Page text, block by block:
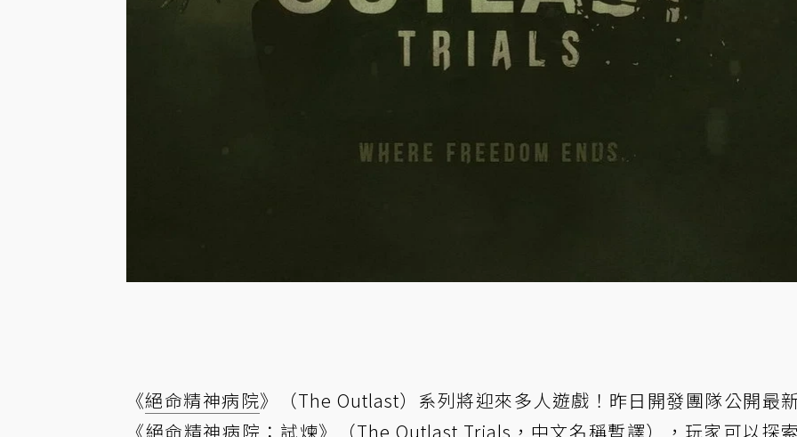
《絕命精神病院》（The Outlast）系列將迎來多人遊戲！昨日開發團隊公開最
《絕命精神病院：試煉》（The Outlast Trials，中文名稱暫譯），玩家可以探